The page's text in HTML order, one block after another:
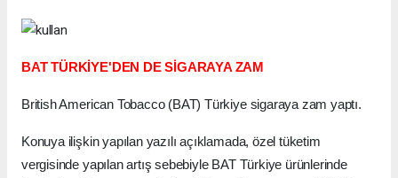
BAT TÜRKİYE'DEN DE SİGARAYA ZAM
British American Tobacco (BAT) Türkiye sigaraya zam yaptı.
Konuya ilişkin yapılan yazılı açıklamada, özel tüketim
vergisinde yapılan artış sebebiyle BAT Türkiye ürünlerinde